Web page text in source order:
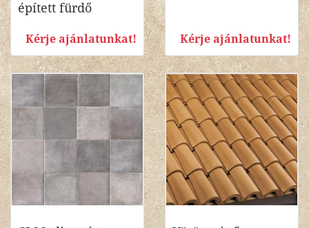
épített fürdő
Kérje ajánlatunkat! Kérje ajánlatunkat!